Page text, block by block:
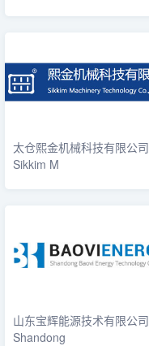
太仓熙金机械科技有限公司
Sikkim M
山东宝辉能源技术有限公司
Shandong